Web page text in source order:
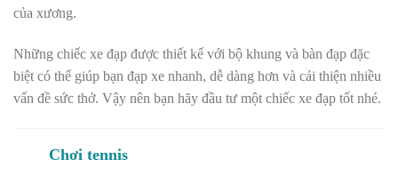
của xương.
Những chiếc xe đạp được thiết kế với bộ khung và bàn đạp đặc
biệt có thể giúp bạn đạp xe nhanh, dễ dàng hơn và cải thiện nhiều
vấn đề sức thở. Vậy nên bạn hãy đầu tư một chiếc xe đạp tốt nhé.
Chơi tennis